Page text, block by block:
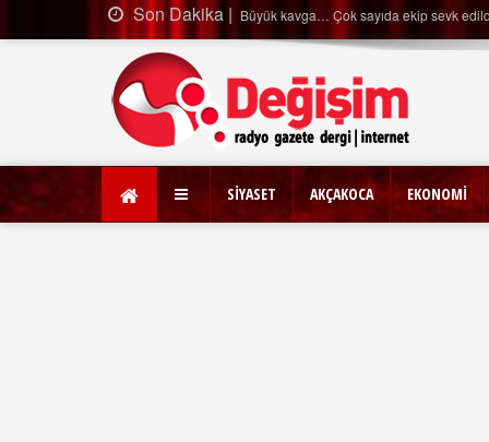
Son Dakika |Ağaçtan düştü…
SİYASET AKÇAKOCA EKONOMİ